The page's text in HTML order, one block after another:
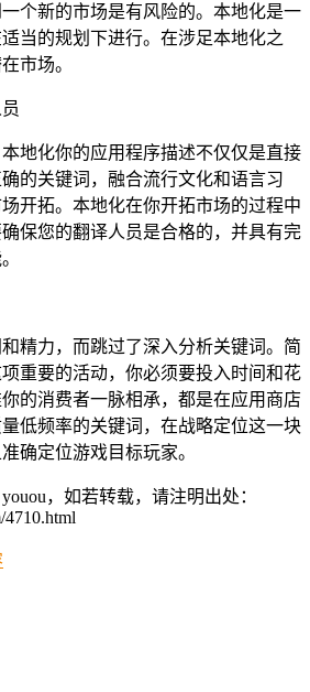
个新的市场是有风险的。本地化是一
当的规划下进行。在涉足本地化之
市场。
地化你的应用程序描述不仅仅是直接
的关键词，融合流行文化和语言习
开拓。本地化在你开拓市场的过程中
保您的翻译人员是合格的，并具有完
精力，而跳过了深入分析关键词。简
重要的活动，你必须要投入时间和花
的消费者一脉相承，都是在应用商店
量低频率的关键词，在战略定位这一块
确定位游戏目标玩家。
，如若转载，请注明出处：
4710.html